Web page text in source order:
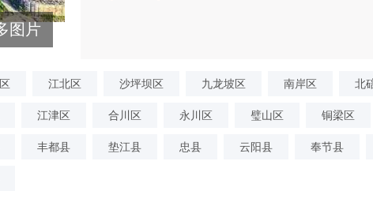
图片
江北区 沙坪坝区 九龙坡区 南岸区 北
江津区 合川区 永川区 璧山区 铜梁区
丰都县 垫江县 忠县 云阳县 奉节县